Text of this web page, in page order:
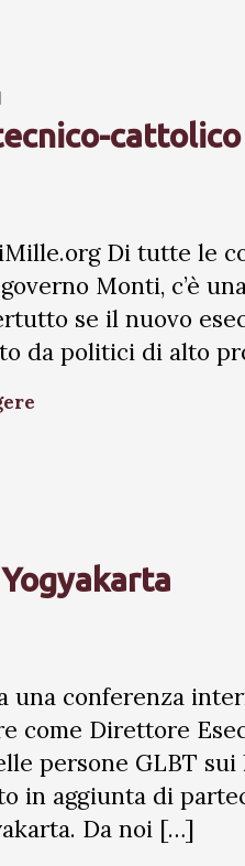
cattolico
Di tutte le
Monti, c’è
se il nuovo
da politici di alto
una conferenza
come Direttore
persone GLBT
in aggiunta di
Da noi […]